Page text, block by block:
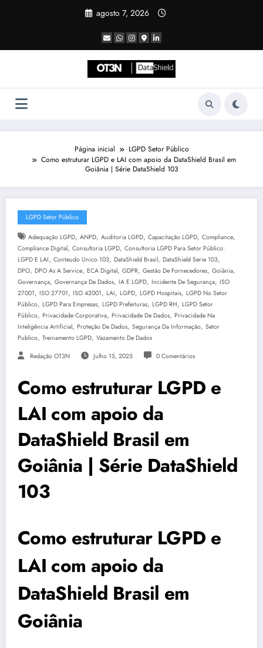
agosto 7, 2026
Página inicial
LGPD Setor Público
Como estruturar LGPD e LAI com apoio da DataShield Brasil em
Goiânia | Série DataShield 103
LGPD Setor Público
Adequação LGPD, ANPD, Auditoria LGPD, Capacitação LGPD, Compliance,
Compliance Digital, Consultoria LGPD, Consultoria LGPD Para Setor Público:
LGPD E LAI, Conteudo Unico 103, DataShield Brasil, DataShield Serie 103,
DPO, DPO As A Service, ECA Digital, GDPR, Gestão De Fornecedores, Goiânia,
Governança, Governança De Dados, IA E LGPD, Incidente De Segurança, ISO
27001, ISO 27701, ISO 42001, LAI, LGPD, LGPD Hospitais, LGPD No Setor
Público, LGPD Para Empresas, LGPD Prefeituras, LGPD RH, LGPD Setor
Público, Privacidade Corporativa, Privacidade De Dados, Privacidade Na
Inteligência Artificial, Proteção De Dados, Segurança Da Informação, Setor
Publico, Treinamento LGPD, Vazamento De Dados
Redação OT3N Julho 15, 2025 0 Comentários
Como estruturar LGPD e
LAI com apoio da
DataShield Brasil em
Goiânia | Série DataShield
103
Como estruturar LGPD e
LAI com apoio da
DataShield Brasil em
Goiânia